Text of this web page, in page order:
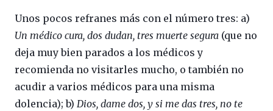
Unos pocos refranes más con el número tres: a)
Un médico cura, dos dudan, tres muerte segura (que no
deja muy bien parados a los médicos y
recomienda no visitarles mucho, o también no
acudir a varios médicos para una misma
dolencia); b) Dios, dame dos, y si me das tres, no te